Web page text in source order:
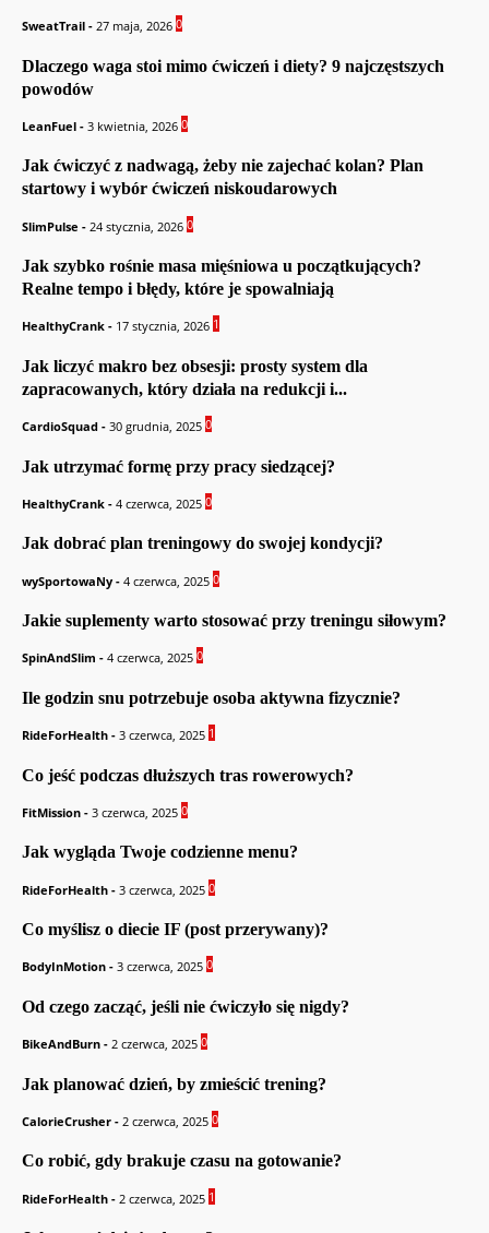
SweatTrail - 27 maja, 2026 0
Dlaczego waga stoi mimo ćwiczeń i diety? 9 najczęstszych
powodów
LeanFuel - 3 kwietnia, 2026 0
Jak ćwiczyć z nadwagą, żeby nie zajechać kolan? Plan
startowy i wybór ćwiczeń niskoudarowych
SlimPulse - 24 stycznia, 2026 0
Jak szybko rośnie masa mięśniowa u początkujących?
Realne tempo i błędy, które je spowalniają
HealthyCrank - 17 stycznia, 2026 1
Jak liczyć makro bez obsesji: prosty system dla
zapracowanych, który działa na redukcji i...
CardioSquad - 30 grudnia, 2025 0
Jak utrzymać formę przy pracy siedzącej?
HealthyCrank - 4 czerwca, 2025 0
Jak dobrać plan treningowy do swojej kondycji?
wySportowaNy - 4 czerwca, 2025 0
Jakie suplementy warto stosować przy treningu siłowym?
SpinAndSlim - 4 czerwca, 2025 0
Ile godzin snu potrzebuje osoba aktywna fizycznie?
RideForHealth - 3 czerwca, 2025 1
Co jeść podczas dłuższych tras rowerowych?
FitMission - 3 czerwca, 2025 0
Jak wygląda Twoje codzienne menu?
RideForHealth - 3 czerwca, 2025 0
Co myślisz o diecie IF (post przerywany)?
BodyInMotion - 3 czerwca, 2025 0
Od czego zacząć, jeśli nie ćwiczyło się nigdy?
BikeAndBurn - 2 czerwca, 2025 0
Jak planować dzień, by zmieścić trening?
CalorieCrusher - 2 czerwca, 2025 0
Co robić, gdy brakuje czasu na gotowanie?
RideForHealth - 2 czerwca, 2025 1